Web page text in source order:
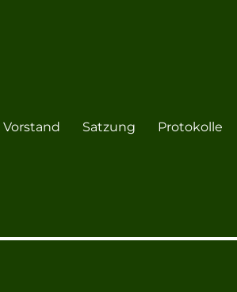
Vorstand Satzung Protokolle